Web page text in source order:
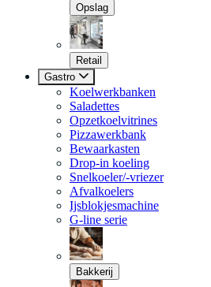
Opslag
Retail
Gastro
Koelwerkbanken
Saladettes
Opzetkoelvitrines
Pizzawerkbank
Bewaarkasten
Drop-in koeling
Snelkoeler/-vriezer
Afvalkoelers
Ijsblokjesmachine
G-line serie
Bakkerij